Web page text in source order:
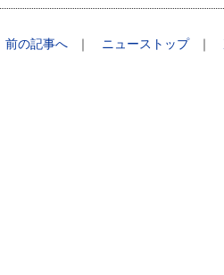
前の記事へ ｜ ニューストップ ｜